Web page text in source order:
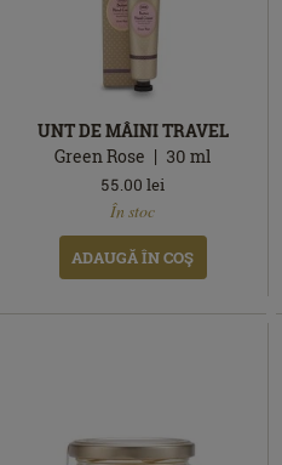
UNT DE MÂINI TRAVEL
Green Rose
30ml
55.00 lei
În stoc
ADAUGĂ ÎN COŞ